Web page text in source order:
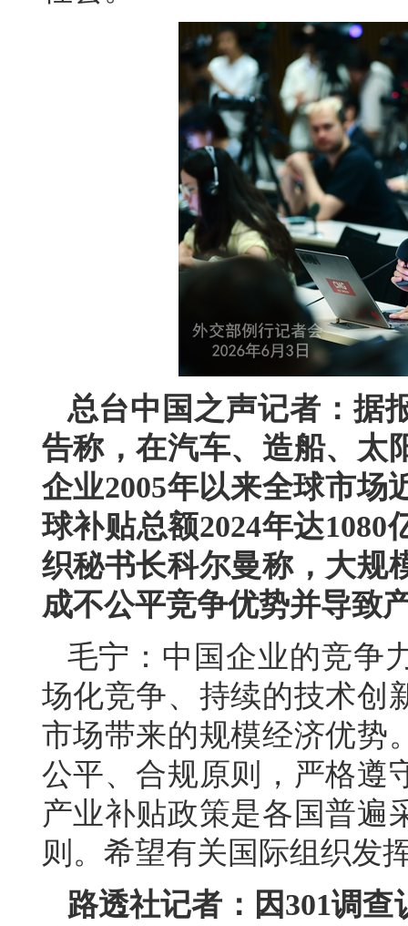
总台中国之声记者：据
告称，在汽车、造船、太
企业2005年以来全球市场
球补贴总额2024年达
织秘书长科尔曼称，大规
成不公平竞争优势并导致
毛宁：中国企业的竞争
场化竞争、持续的技术创
市场带来的规模经济优势
公平、合规原则，严格遵
产业补贴政策是各国普遍
则。希望有关国际组织发
路透社记者：因301调